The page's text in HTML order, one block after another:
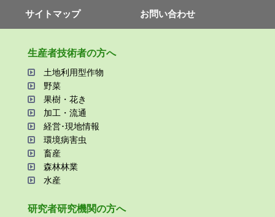
サイトマップ
お問い合わせ
⽣産者技術者の⽅へ
⼟地利⽤型作物
野菜
果樹・花き
加⼯・流通
経営･現地情報
環境病害⾍
畜産
森林林業
⽔産
研究者研究機関の⽅へ